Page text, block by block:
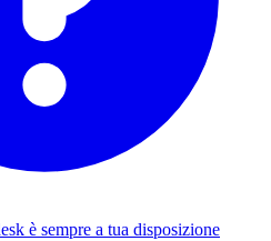
è sempre a tua disposizione